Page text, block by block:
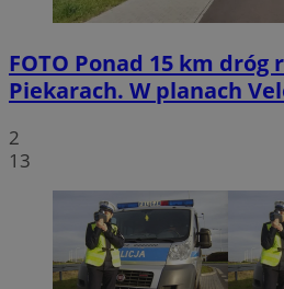
FOTO Ponad 15 km dróg
Piekarach. W planach
2
13